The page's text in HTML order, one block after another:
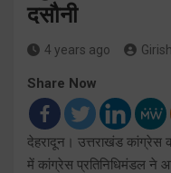
दसौनी
4 years ago
Share Now
देहरादून। उत्तराखंड कांग्रेस
में कांग्रेस प्रतिनिधिमंडल ने